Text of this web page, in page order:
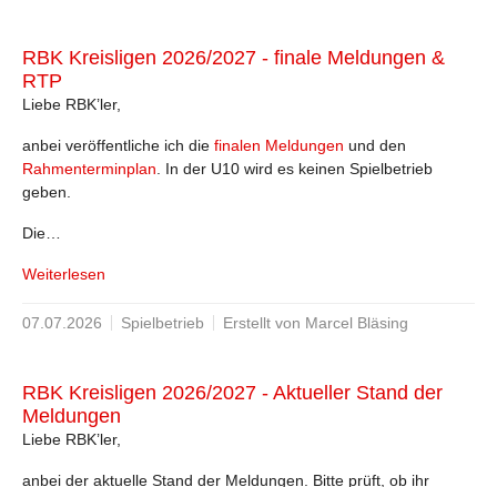
RBK Kreisligen 2026/2027 - finale Meldungen &
RTP
Liebe RBK’ler,
anbei veröffentliche ich die finalen Meldungen und den
Rahmenterminplan . In der U10 wird es keinen Spielbetrieb
geben.
Die…
Weiterlesen
07.07.2026 Spielbetrieb Erstellt von Marcel Bläsing
RBK Kreisligen 2026/2027 - Aktueller Stand der
Meldungen
Liebe RBK’ler,
anbei der aktuelle Stand der Meldungen. Bitte prüft, ob ihr